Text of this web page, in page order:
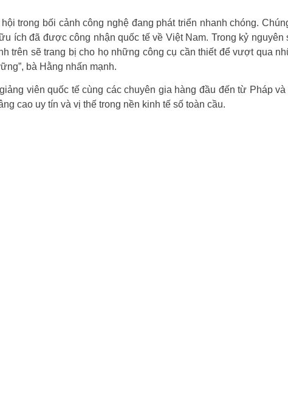
trong bối cảnh công nghệ đang phát triển nhanh chóng.
ích đã được công nhận quốc tế về Việt Nam. Trong kỷ nguyên
trên sẽ trang bị cho họ những công cụ cần thiết để vượt qua
bà Hằng nhấn mạnh.
viên quốc tế cùng các chuyên gia hàng đầu đến từ Pháp
cao uy tín và vị thế trong nền kinh tế số toàn cầu.